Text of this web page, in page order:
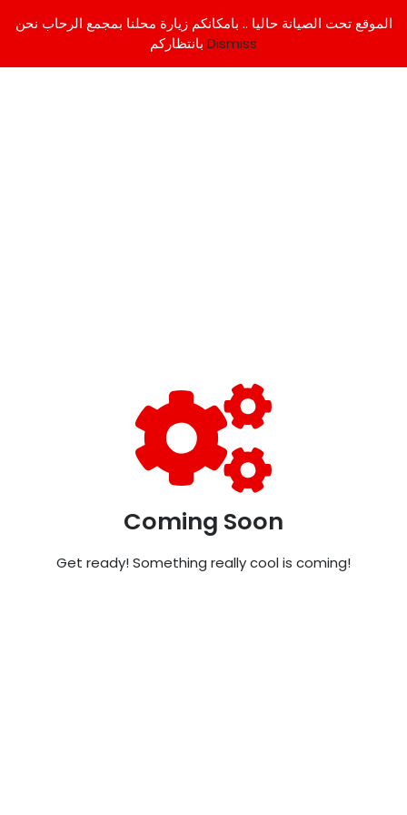
الموقع تحت الصيانة حاليا .. بامكانكم زيارة محلنا بمجمع الرحاب نحن
Dismiss
Coming Soon
Get ready! Something really cool is coming!